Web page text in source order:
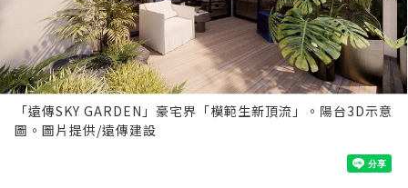
「遠傳SKY GARDEN」豪宅界「模範生新頂流」。陽台3D示意
圖。圖片提供/遠傳建設